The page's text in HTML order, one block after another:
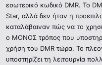
εσωτερικό κωδικό DMR. Το
Star, αλλά δεν ήταν η
καταλάβαιναν πώς να το
ο ΜΟΝΟΣ τρόπος που
χρήση του DMR τώρα. Το
υποστηρίζει τη λειτουργία